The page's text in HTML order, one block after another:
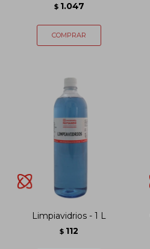
$ 1.047
Limpiavidrios - 1 L
$ 112